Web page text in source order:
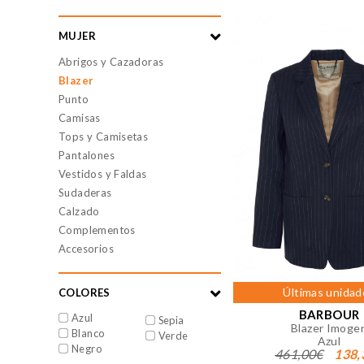
MUJER
Abrigos y Cazadoras
Blazer
Punto
Camisas
Tops y Camisetas
Pantalones
Vestidos y Faldas
Sudaderas
Calzado
Complementos
Accesorios
COLORES
Azul
Blanco
Negro
Sepia
Verde
Últimas
BARBOUR
Blazer
Azul
461,00€
CONFIGURACIÓN DE
Cookies necesarias
Estas cookies son
su navegador para
almacenan ninguna
Cookies de rendimiento y
Estas cookies nos permiten
mejorarlo. Nos ayudan a
información que recogen
Cookies de preferencias
Estas cookies permiten a la